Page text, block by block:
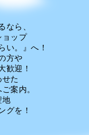
なら、
ョップ
い。』へ！
方や
歓迎！
た
案内。
地
グを！